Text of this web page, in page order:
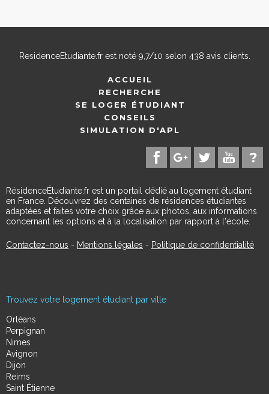
ResidenceEtudiante.frest noté 9,7/10 selon 438 avis clients.
ACCUEIL
RECHERCHE
SE LOGER ÉTUDIANT
CONSEILS
SIMULATION D'APL
RésidenceÉtudiante.fr est un portail dédié au logement étudiant
en France. Découvrez des centaines de résidences étudiantes
adaptées et faites votre choix grâce aux photos, aux informations
concernant les options et à la localisation par rapport à l'école.
Contactez-nous - Mentions légales - Politique de confidentialité
Trouvez votre logement étudiant par ville
Orléans
Perpignan
Nimes
Avignon
Dijon
Reims
Saint Étienne